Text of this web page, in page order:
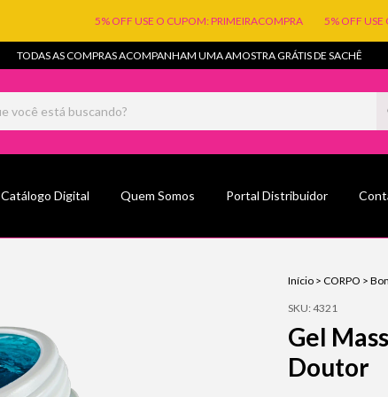
5% OFF USE O CUPOM: PRIMEIRACOMPRA 5% OFF USE O
TODAS AS COMPRAS ACOMPANHAM UMA AMOSTRA GRÁTIS DE SACHÊ
Catálogo Digital Quem Somos Portal Distribuidor
Início > CORPO >
SKU: 4321
Gel
Doutor